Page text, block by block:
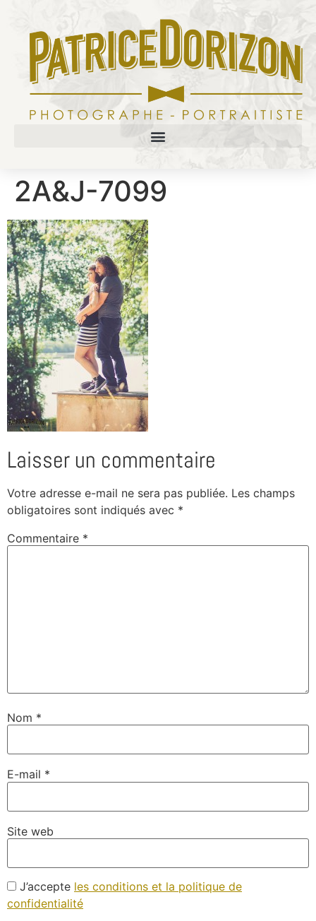
2A&J-7099
Laisser un commentaire
Votre adresse e-mail ne sera pas publiée. Les champs
obligatoires sont indiqués avec *
Commentaire *
Nom *
E-mail *
Site web
J’accepte les conditions et la politique de
confidentialité